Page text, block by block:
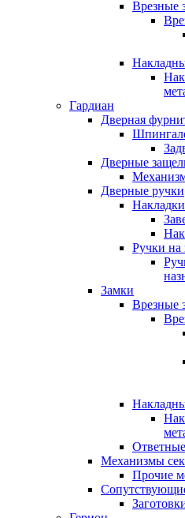
Врезные
Гардиан
Дверная
Дверные
Дверные ручки
Ручки на
Замки
Врезные
Механизмы
Прочие